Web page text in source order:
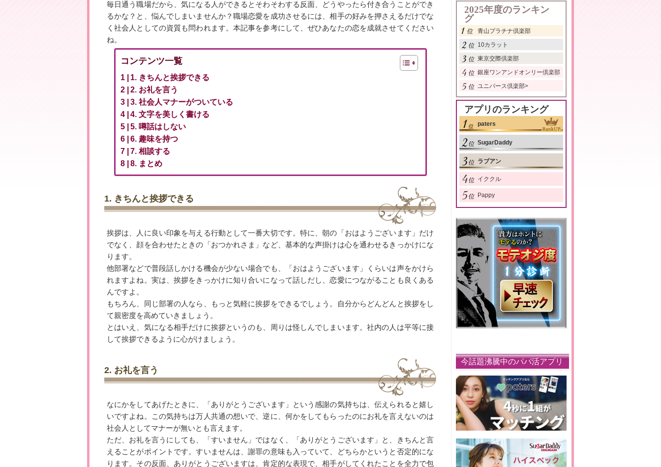
毎日通う職場だから、気になる人ができるとそわそわする反面、どうやったら付き合うことができ
るかな？と、悩んでしまいませんか？職場恋愛を成功させるには、相手の好みを押さえるだけでな
く社会人としての資質も問われます。本記事を参考にして、ぜひあなたの恋を成就させてください
ね。
コンテンツ一覧
1. きちんと挨拶できる
2. お礼を言う
3. 社会人マナーがついている
4. 文字を美しく書ける
5. 噂話はしない
6. 趣味を持つ
7. 相談する
8. まとめ
1. きちんと挨拶できる
挨拶は、人に良い印象を与える行動として一番大切です。特に、朝の「おはようございます」だけ
でなく、顔を合わせたときの「おつかれさま」など、基本的な声掛けは心を通わせるきっかけにな
ります。
他部署などで普段話しかける機会が少ない場合でも、「おはようございます」くらいは声をかけら
れますよね。実は、挨拶をきっかけに知り合いになって話しだし、恋愛につながることも良くある
んですよ。
もちろん、同じ部署の人なら、もっと気軽に挨拶をできるでしょう。自分からどんどんと挨拶をし
て親密度を高めていきましょう。
とはいえ、気になる相手だけに挨拶というのも、周りは怪しんでしまいます。社内の人は平等に接
して挨拶できるように心がけましょう。
2. お礼を言う
なにかをしてあげたときに、「ありがとうございます」という感謝の気持ちは、伝えられると嬉し
いですよね。この気持ちは万人共通の想いで、逆に、何かをしてもらったのにお礼を言えないのは
社会人としてマナーが無いとも言えます。
ただ、お礼を言うにしても、「すいません」ではなく、「ありがとうございます」と、きちんと言
えることがポイントです。すいませんは、謝罪の意味も入っていて、どちらかというと否定的にな
ります。その反面、ありがとうございますは、肯定的な表現で、相手がしてくれたことを全力で包
2025年度のランキン
グ
青山プラチナ倶楽部
10カラット
東京交際倶楽部
銀座ワンアンドオンリー倶楽部
ユニバース倶楽部>
アプリのランキング
paters
SugarDaddy
ラブアン
イククル
Pappy
今話題沸騰中のパパ活アプリ